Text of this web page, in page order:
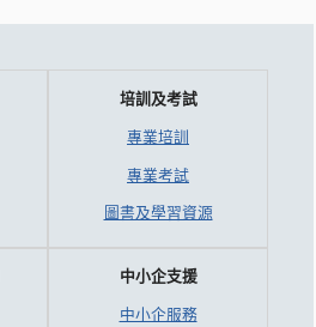
培訓及考試
專業培訓
專業考試
圖書及學習資源
中小企支援
中小企服務